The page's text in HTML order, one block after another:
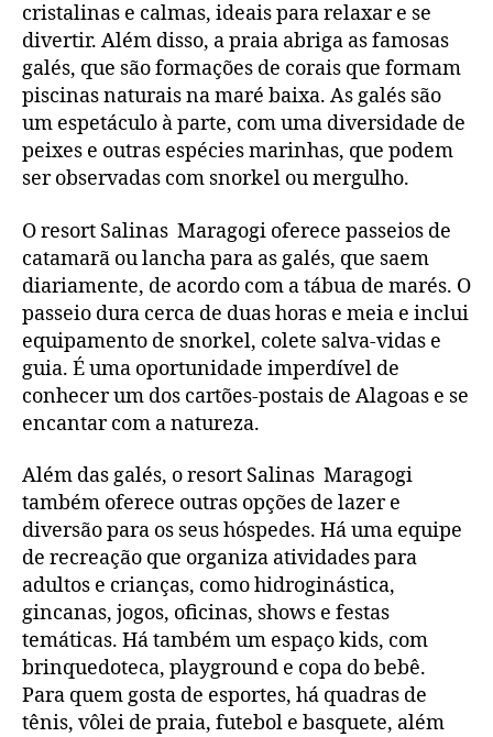
cristalinas e calmas, ideais para relaxar e se
divertir. Além disso, a praia abriga as famosas
galés, que são formações de corais que formam
piscinas naturais na maré baixa. As galés são
um espetáculo à parte, com uma diversidade de
peixes e outras espécies marinhas, que podem
ser observadas com snorkel ou mergulho.
O resort Salinas Maragogi oferece passeios de
catamarã ou lancha para as galés, que saem
diariamente, de acordo com a tábua de marés. O
passeio dura cerca de duas horas e meia e inclui
equipamento de snorkel, colete salva-vidas e
guia. É uma oportunidade imperdível de
conhecer um dos cartões-postais de Alagoas e se
encantar com a natureza.
Além das galés, o resort Salinas Maragogi
também oferece outras opções de lazer e
diversão para os seus hóspedes. Há uma equipe
de recreação que organiza atividades para
adultos e crianças, como hidroginástica,
gincanas, jogos, oficinas, shows e festas
temáticas. Há também um espaço kids, com
brinquedoteca, playground e copa do bebê.
Para quem gosta de esportes, há quadras de
tênis, vôlei de praia, futebol e basquete, além